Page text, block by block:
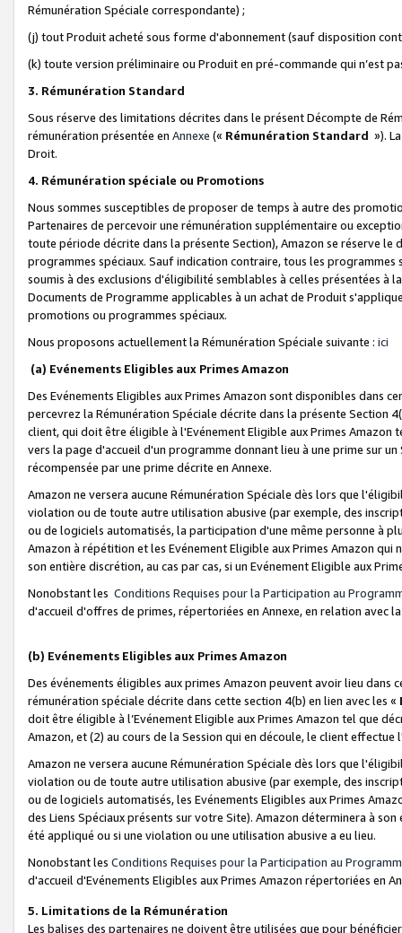
Rémunération Spéciale correspondante) ;
(j) tout Produit acheté sous forme d'abonnement (sauf disposition
(k) toute version préliminaire ou Produit en pré-commande qui n’est
3. Rémunération Standard
Sous réserve des limitations décrites dans le présent Décompte de
rémunération présentée en Annexe (« Rémunération Standard »).
Droit.
4. Rémunération spéciale ou Promotions
Nous sommes susceptibles de proposer de temps à autre des
Partenaires de percevoir une rémunération supplémentaire ou
toute période décrite dans la présente Section), Amazon se réserve
programmes spéciaux. Sauf indication contraire, tous les
soumis à des exclusions d'éligibilité semblables à celles présentées à
Documents de Programme applicables à un achat de Produit
promotions ou programmes spéciaux.
Nous proposons actuellement la Rémunération Spéciale suivante : ici
(a) Evénements Eligibles aux Primes Amazon
Des Evénements Eligibles aux Primes Amazon sont disponibles dans
percevrez la Rémunération Spéciale décrite dans la présente Section
client, qui doit être éligible à l'Evénement Eligible aux Primes Amazon
vers la page d'accueil d'un programme donnant lieu à une prime sur
récompensée par une prime décrite en Annexe.
Amazon ne versera aucune Rémunération Spéciale dès lors que
violation ou de toute autre utilisation abusive (par exemple, des
ou de logiciels automatisés, la participation d'une même personne à
Amazon à répétition et les Evénement Eligible aux Primes Amazon qui
son entière discrétion, au cas par cas, si un Evénement Eligible aux
Nonobstant les Conditions Requises pour la Participation au
d'accueil d'offres de primes, répertoriées en Annexe, en relation avec
(b) Evénements Eligibles aux Primes Amazon
Des événements éligibles aux primes Amazon peuvent avoir lieu dans
rémunération spéciale décrite dans cette section 4(b) en lien avec les «
doit être éligible à l’Evénement Eligible aux Primes Amazon tel que
Amazon, et (2) au cours de la Session qui en découle, le client
Amazon ne versera aucune Rémunération Spéciale dès lors que
violation ou de toute autre utilisation abusive (par exemple, des
ou de logiciels automatisés, les Evénements Eligibles aux Primes
des Liens Spéciaux présents sur votre Site). Amazon déterminera à
été appliqué ou si une violation ou une utilisation abusive a eu lieu.
Nonobstant les Conditions Requises pour la Participation au
d'accueil d'Evénements Eligibles aux Primes Amazon répertoriées en
5. Limitations de la Rémunération
Les balises des partenaires ne doivent être utilisées que pour